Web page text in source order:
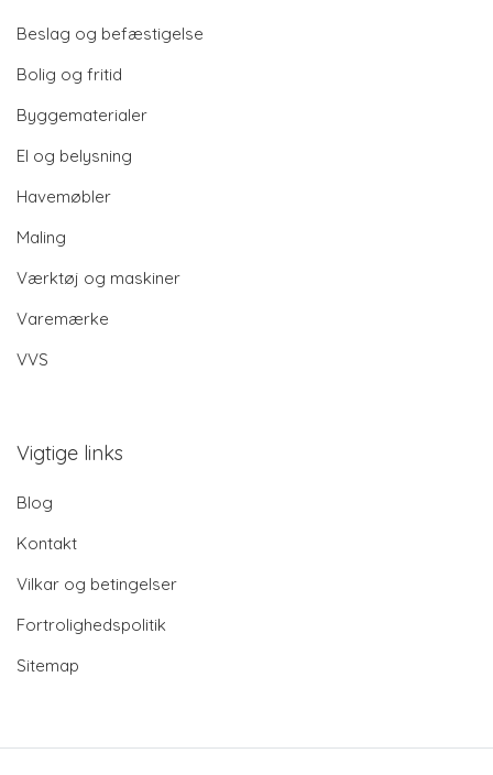
Beslag og befæstigelse
Bolig og fritid
Byggematerialer
El og belysning
Havemøbler
Maling
Værktøj og maskiner
Varemærke
VVS
Vigtige links
Blog
Kontakt
Vilkar og betingelser
Fortrolighedspolitik
Sitemap